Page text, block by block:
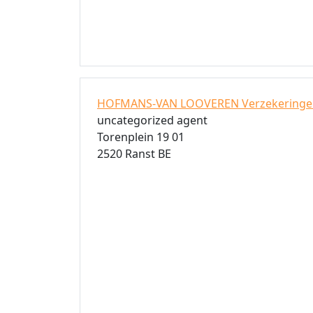
HOFMANS-VAN LOOVEREN
uncategorized agent
Torenplein 19 01
2520 Ranst BE